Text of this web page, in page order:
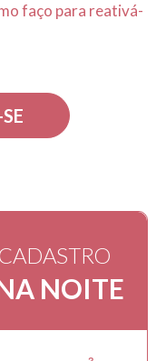
faço para reativá-
NOITE